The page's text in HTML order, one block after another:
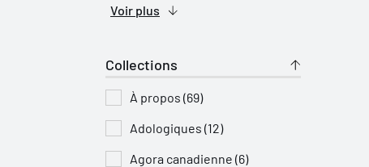
Voir plus
Collections
À propos (69)
Adologiques (12)
Agora canadienne (6)